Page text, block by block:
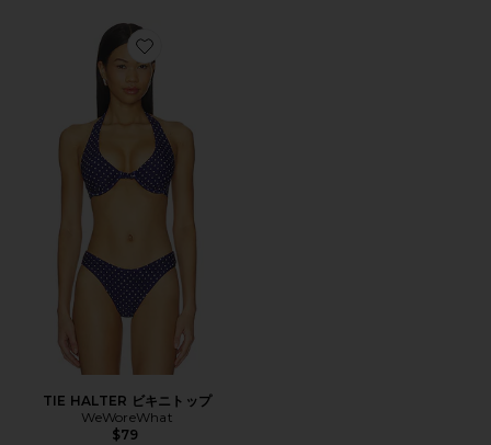
Favorite TIE HALTER ビキニトップ
TIE HALTER ビキニトップ
WeWoreWhat
$79